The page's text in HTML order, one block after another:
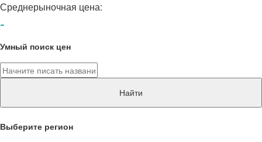
Среднерыночная цена:
-
Умный поиск цен
Найти
Выберите регион